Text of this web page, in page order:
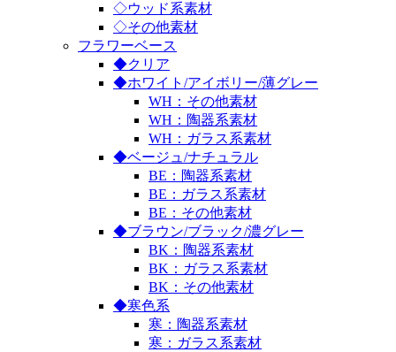
◇ウッド系素材
◇その他素材
フラワーベース
◆クリア
◆ホワイト/アイボリー/薄グレー
WH：その他素材
WH：陶器系素材
WH：ガラス系素材
◆ベージュ/ナチュラル
BE：陶器系素材
BE：ガラス系素材
BE：その他素材
◆ブラウン/ブラック/濃グレー
BK：陶器系素材
BK：ガラス系素材
BK：その他素材
◆寒色系
寒：陶器系素材
寒：ガラス系素材